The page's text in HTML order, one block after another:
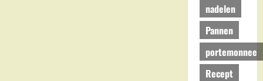
nadelen
Pannen
portemonnee
Recept